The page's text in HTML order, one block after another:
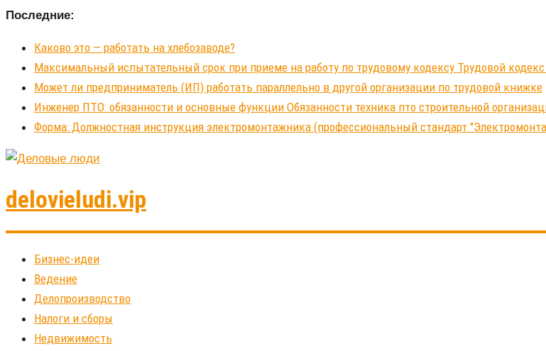
Последние:
Каково это — работать на хлебозаводе?
Максимальный испытательный срок при приеме на работу по трудовому кодексу Трудовой
Может ли предприниматель (ИП) работать параллельно в другой организации по трудовой книжке
Инженер ПТО: обязанности и основные функции Обязанности техника пто строительной
Форма: Должностная инструкция электромонтажника (профессиональный стандарт
delovieludi.vip
Бизнес-идеи
Ведение
Делопроизводство
Налоги и сборы
Недвижимость